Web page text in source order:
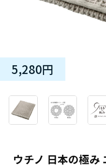
ウチノ 日本の極み
5,280円